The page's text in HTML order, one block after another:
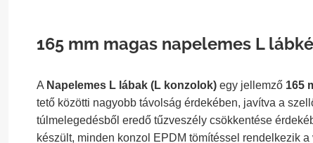
165 mm magas napelemes L
A Napelemes L lábak (L konzolok)egy jellemző 165
tető közötti nagyobb távolság érdekében, javítva a
túlmelegedésből eredő tűzveszély csökkentése
készült, minden konzol EPDM tömítéssel rendelkezik